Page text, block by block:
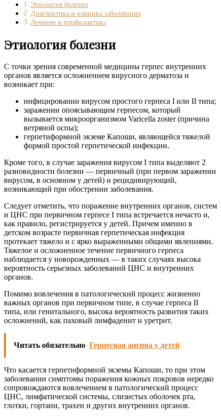
Этиология болезни
Диагностика и клиника заболевания
Лечение и профилактика
Этиология болезни
С точки зрения современной медицины герпес внутренних
органов является осложнением вирусного дерматоза и
возникает при:
инфицировании вирусом простого герпеса I или II типа;
заражении опоясывающим герпесом, который
вызывается микроорганизмом Varicella zoster (причина
ветряной оспы);
герпетиформной экземе Капоши, являющейся тяжелой
формой простой герпетической инфекции.
Кроме того, в случае заражения вирусом I типа выделяют 2
разновидности болезни — первичный (при первом заражении
вирусом, в основном у детей) и рецидивирующий,
возникающий при обострении заболевания.
Следует отметить, что поражение внутренних органов, систем
и ЦНС при первичном герпесе I типа встречается нечасто и,
как правило, регистрируется у детей. Причем именно в
детском возрасте первичная герпетическая инфекция
протекает тяжело и с ярко выраженными общими явлениями.
Тяжелое и осложненное течение первичного герпеса
наблюдается у новорожденных — в таких случаях высока
вероятность серьезных заболеваний ЦНС и внутренних
органов.
Помимо вовлечения в патологический процесс жизненно
важных органов при первичном типе, в случае герпеса II
типа, или генитального, высока вероятность развития таких
осложнений, как паховый лимфаденит и уретрит.
Читать обязательно Герпесная ангина у детей
Что касается герпетиформной экземы Капоши, то при этом
заболевании симптомы поражения кожных покровов нередко
сопровождаются вовлечением в патологический процесс
ЦНС, лимфатической системы, слизистых оболочек рта,
глотки, гортани, трахеи и других внутренних органов.